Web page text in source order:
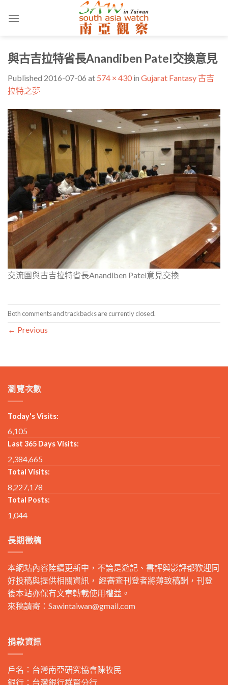
與古吉拉特省長Anandiben Patel交換意見
Published 2016-07-06 at 574 × 430 in Gujarat Fantasy 古吉
拉特之夢
交流團與古吉拉特省長Anandiben Patel意見交換
Both comments and trackbacks are currently closed.
← Previous
瀏覽次數
Today's Visits:
6,105
Last 365 Days Visits:
2,384,665
Total Visits:
8,227,178
Total Posts:
1,044
長期徵稿
本網站內容陸續更新中，不論是遊記、書評與影評都歡迎同
好投稿與提供相關資訊， 經審查刊登者將薄致稿酬，刊登
後本站亦保有文章轉載使用權益。
來稿請寄： Sawintaiwan@gmail.com
捐款資訊
戶名：台灣南亞研究協會陳牧民
銀行：台灣銀行群賢分行